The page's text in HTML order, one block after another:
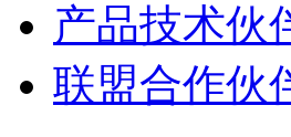
产品技术伙
联盟合作伙